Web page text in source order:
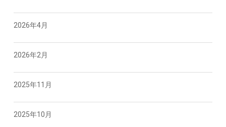
2026年4月
2026年2月
2025年11月
2025年10月